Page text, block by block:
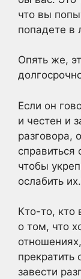
что вы
попадете в
Опять же,
Если он
и честен и
разговора,
справиться
чтобы
ослабить их.
Кто-то, кто
о том, что
прекратить
завести